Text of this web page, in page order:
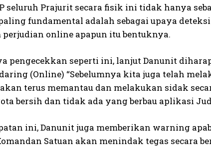
seluruh Prajurit secara fisik ini tidak hanya
fundamental adalah sebagai upaya
online apapun itu bentuknya.
pengecekkan seperti ini, lanjut Danunit
(Online) “Sebelumnya kita juga telah
terus memantau dan melakukan sidak
bersih dan tidak ada yang berbau aplikasi
ini, Danunit juga memberikan warning
Satuan akan menindak tegas secara